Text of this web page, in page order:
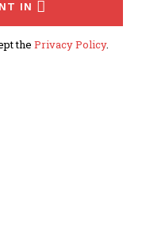
IN
the Privacy Policy.